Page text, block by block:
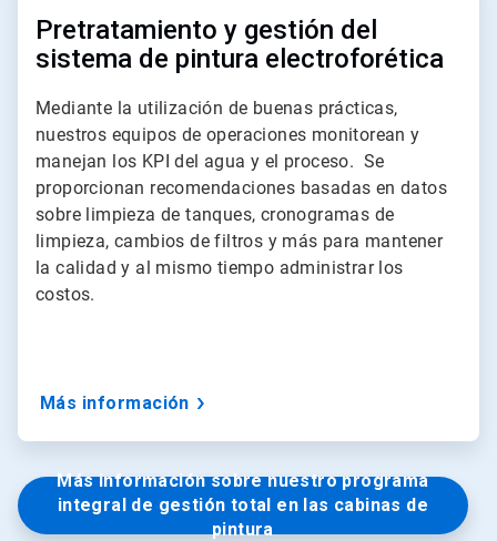
Pretratamiento y gestión del
sistema de pintura electroforética
Mediante la utilización de buenas prácticas,
nuestros equipos de operaciones monitorean y
manejan los KPI del agua y el proceso. Se
proporcionan recomendaciones basadas en datos
sobre limpieza de tanques, cronogramas de
limpieza, cambios de filtros y más para mantener
la calidad y al mismo tiempo administrar los
costos.
Más información
Más información sobre nuestro programa
integral de gestión total en las cabinas de
pintura